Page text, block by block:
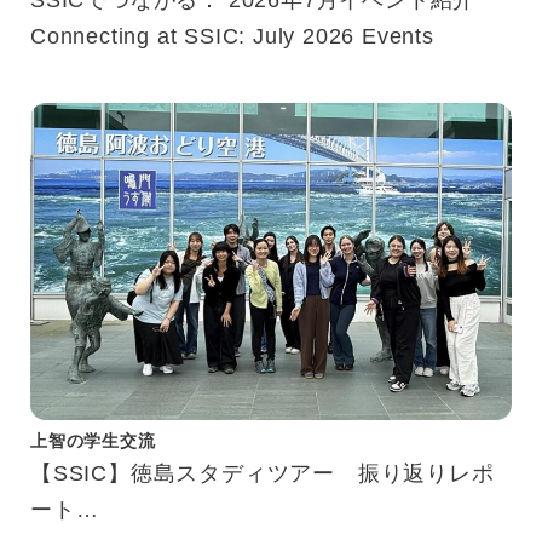
Connecting at SSIC: July 2026 Events
上智の学生交流
【SSIC】徳島スタディツアー 振り返りレポ
ート